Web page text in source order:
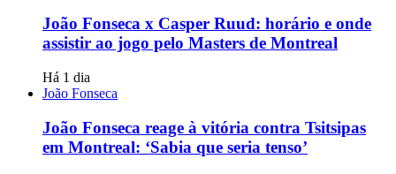
João Fonseca x Casper Ruud: horário e onde
assistir ao jogo pelo Masters de Montreal
Há 1 dia
João Fonseca
João Fonseca reage à vitória contra Tsitsipas
em Montreal: ‘Sabia que seria tenso’